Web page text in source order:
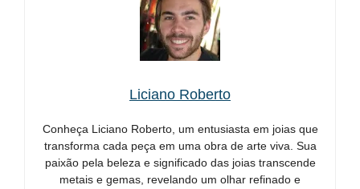
Liciano Roberto
Conheça Liciano Roberto, um entusiasta em joias que
transforma cada peça em uma obra de arte viva. Sua
paixão pela beleza e significado das joias transcende
metais e gemas, revelando um olhar refinado e